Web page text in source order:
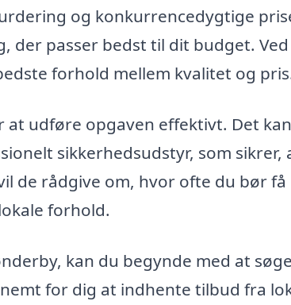
og konkurrencedygtige
der passer bedst til dit budget.
forhold mellem kvalitet og
udføre opgaven effektivt. Det kan
sikkerhedsudstyr, som sikrer,
de rådgive om, hvor ofte du bør få
forhold.
kan du begynde med at søge
for dig at indhente tilbud fra